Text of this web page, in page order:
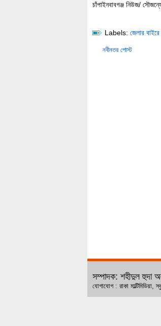
চাঁপাইনবাবগঞ্জ নিউজ/
Labels: জেলার বাইরে
নবীনতর পোস্ট
সম্পাদক: শহীদুল হুদা
যোগাযোগ : রাকা